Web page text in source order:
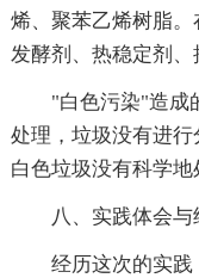
烯、聚苯乙烯树脂。
发酵剂、热稳定剂、
"白色污染"造成
处理，垃圾没有进
白色垃圾没有科学地
八、实践体会与
经历这次的实